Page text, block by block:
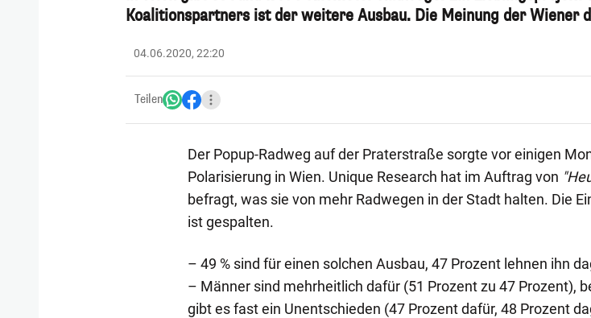
Koalitionspartners ist der weitere Ausbau. Die Meinung der Wiener
04.06.2020, 22:20
Teilen
Der Popup-Radweg auf der Praterstraße sorgte vor einigen
Polarisierung in Wien. Unique Research hat im Auftrag von
befragt, was sie von mehr Radwegen in der Stadt halten. Die
ist gespalten.
– 49 % sind für einen solchen Ausbau, 47 Prozent lehnen ihn
– Männer sind mehrheitlich dafür (51 Prozent zu 47 Prozent),
gibt es fast ein Unentschieden (47 Prozent dafür, 48 Prozent